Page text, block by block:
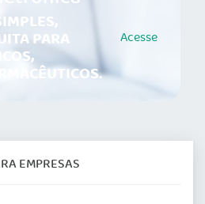
PARA Acesse
EMPRESAS